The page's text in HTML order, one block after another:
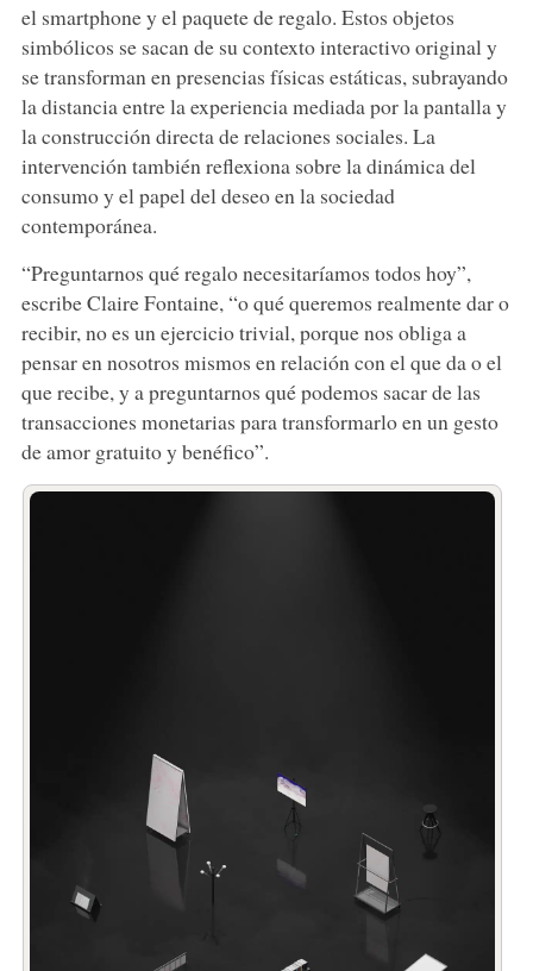
el smartphone y el paquete de regalo. Estos objetos
simbólicos se sacan de su contexto interactivo original y
se transforman en presencias físicas estáticas, subrayando
la distancia entre la experiencia mediada por la pantalla y
la construcción directa de relaciones sociales. La
intervención también reflexiona sobre la dinámica del
consumo y el papel del deseo en la sociedad
contemporánea.
“Preguntarnos qué regalo necesitaríamos todos hoy”,
escribe Claire Fontaine, “o qué queremos realmente dar o
recibir, no es un ejercicio trivial, porque nos obliga a
pensar en nosotros mismos en relación con el que da o el
que recibe, y a preguntarnos qué podemos sacar de las
transacciones monetarias para transformarlo en un gesto
de amor gratuito y benéfico”.